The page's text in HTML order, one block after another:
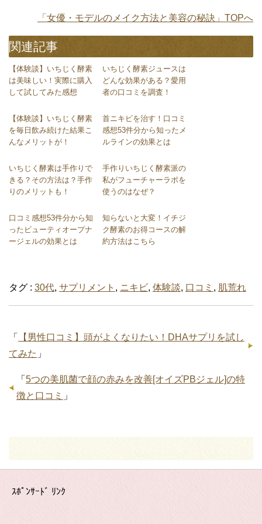
「女優・モデルのメイク方法と美容の秘訣」TOPへ
関連記事
【体験談】いちじく酵素
は美味しい！実際に購入
して試してみた感想
いちじく酵素ジュースは
どんな効果がある？愛用
者の口コミを調査！
【体験談】いちじく酵素
を毎日飲み続けた結果こ
んなメリットが！
首ニキビを治す！口コミ
感想53件分から知ったメ
ルラインの効果とは
いちじく酵素は手作りで
きる？その方法は？手作
りのメリットも！
手作りいちじく酵素派の
私がフューチャーラボを
使うのはなぜ？
口コミ感想53件分から知
ったビューティオープナ
ージェルの効果とは
知らないと大変！イチジ
ク酵素のお得コースの解
約方法はこちら
タグ : 30代, サプリメント , ニキビ, 体験談, 口コミ , 肌荒れ
「
【男性口コミ】頭がよくなりたい！DHAサプリを試し
てみた 」
「 5つの美肌菌で顔の赤みを改善[オイズPBジェル]の特
徴と口コミ 」
ｽﾎﾟﾝｻｰﾄﾞ ﾘﾝｸ